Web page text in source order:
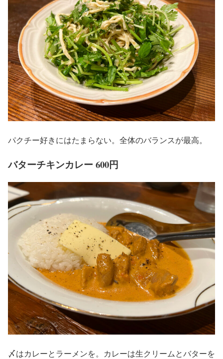
パクチー好きにはたまらない。全体のバランスが最高。
バターチキンカレー 600円
〆はカレーとラーメンを。カレーは生クリームとバターを